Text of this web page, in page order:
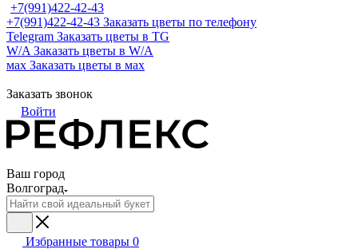
+7(991)422-42-43
+7(991)422-42-43 Заказать цветы по телефону
Telegram Заказать цветы в TG
W/A Заказать цветы в W/A
мах Заказать цветы в мах
Заказать звонок
Войти
Ваш город
Волгоград
Избранные товары 0